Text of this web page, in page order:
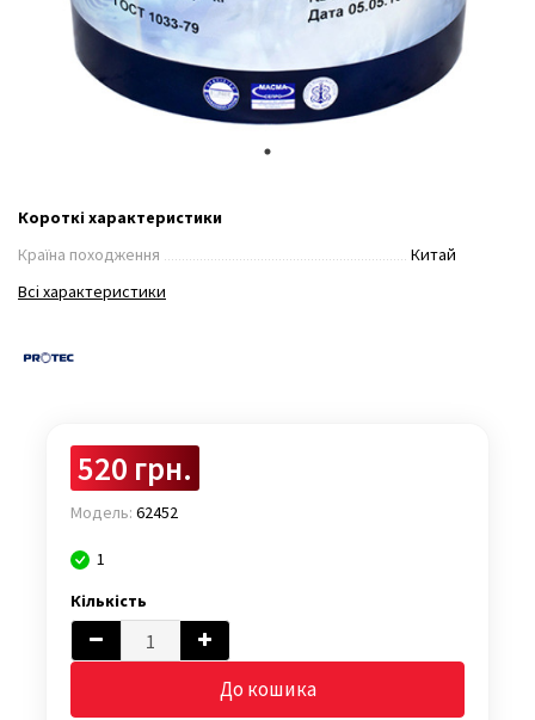
Короткі характеристики
Країна походження
Китай
Всі характеристики
520 грн.
Модель: 62452
1
Кількість
До кошика